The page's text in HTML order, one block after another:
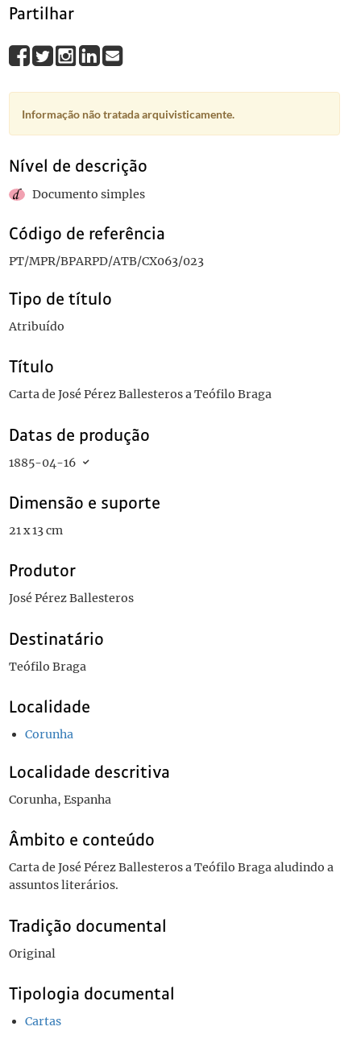
Partilhar
Informação não tratada arquivisticamente.
Nível de descrição
Documento simples
Código de referência
PT/MPR/BPARPD/ATB/CX063/023
Tipo de título
Atribuído
Título
Carta de José Pérez Ballesteros a Teófilo Braga
Datas de produção
1885-04-16
Dimensão e suporte
21 x 13 cm
Produtor
José Pérez Ballesteros
Destinatário
Teófilo Braga
Localidade
Corunha
Localidade descritiva
Corunha, Espanha
Âmbito e conteúdo
Carta de José Pérez Ballesteros a Teófilo Braga aludindo a
assuntos literários.
Tradição documental
Original
Tipologia documental
Cartas